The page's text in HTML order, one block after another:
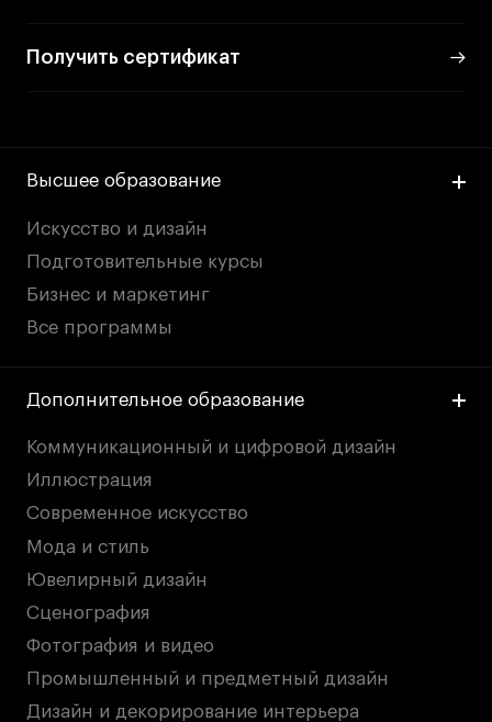
Получить сертификат
Высшее образование
Искусство и дизайн
Подготовительные курсы
Бизнес и маркетинг
Все программы
Дополнительное образование
Коммуникационный и цифровой дизайн
Иллюстрация
Современное искусство
Мода и стиль
Ювелирный дизайн
Сценография
Фотография и видео
Промышленный и предметный дизайн
Дизайн и декорирование интерьера